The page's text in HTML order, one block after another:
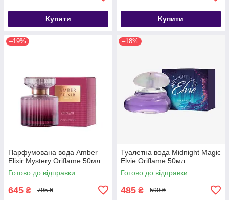
Купити Купити
–19%
Парфумована вода Amber
Elixir Mystery Oriflame 50мл
Готово до відправки
645 ₴ 795 ₴
–18%
Туалетна вода Midnight Magic
Elvie Oriflame 50мл
Готово до відправки
485 ₴ 590 ₴